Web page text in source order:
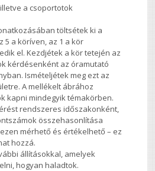
a csoportotok
töltsétek ki a
5 a köríven, az 1 a kör
el. Kezdjétek a kör tetején az
kérdésenként az óramutató
Ismételjétek meg ezt az
A mellékelt ábrához
kapni mindegyik témakörben.
rendszeres időszakonként,
összehasonlítása
mérhető és értékelhető – ez
hozzá.
állításokkal, amelyek
hogyan haladtok.